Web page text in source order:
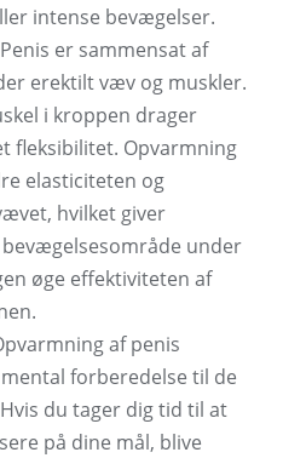
intense bevægelser.
Penis er sammensat af
erektilt væv og muskler.
i kroppen drager
fleksibilitet. Opvarmning
elasticiteten og
hvilket giver
under
øge effektiviteten af
af penis
forberedelse til de
du tager dig tid til at
på dine mål, blive